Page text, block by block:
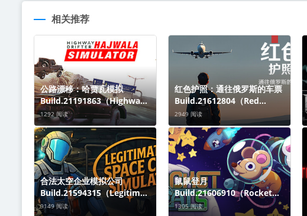
相关推荐
公路漂移：哈贾瓦模拟
Build.21191863（Highway
Drifter Hajwala
Simulator）免安装英文版关
于这款游戏Hajwala不是典型
的漂移，而是直接
1292 阅读
红色护照：通往俄罗斯的车票
Build.21612804（Red
Passport Ticket to Russia）
免安装中文版关于这款游戏欢
迎来到《Red Passport: Tick
2949 阅读
合法太空企业模拟公司
Build.21594315（Legitimat
e Space Corp Simulator
9149 阅读
鼠鼠登月
Build.21606910（Rocket
Rats）免安装中文版关于这款
1305 阅读